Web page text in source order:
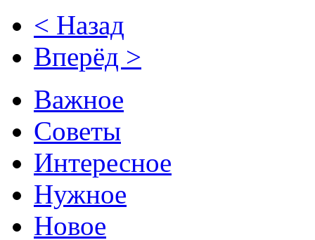
< Назад
Вперёд >
Важное
Советы
Интересное
Нужное
Новое